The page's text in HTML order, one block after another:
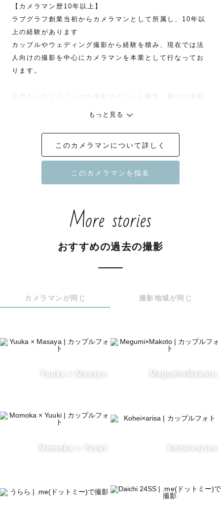
【カメラマン歴10年以上】
ラブグラフ創業当初からカメラマンとして所属し、10年以
上の経験があります
カップルやウェディング撮影から経験を積み、現在では法
人向けの撮影を中心にカメラマンを本業として行なってお
ります。
・「オフィス内で綺麗に撮れるか心配」
・「社員数が多くて時間内に撮れるか心配」
・「翌日にはデータがほしい」
そういった内容もお気軽にご相談ください！
事前お打ち合わせにて、進行のご提案や撮り方、必要なオ
もっと見る
このカメラマンについて詳しく
More stories
おすすめの過去の撮影
カメラマンが同じ 撮影地域が同じ
Yuuka × Masaya Megumi×Makoto
Momoka × Yuuki Kohei×arisa